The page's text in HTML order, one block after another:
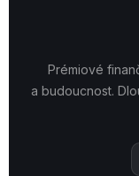
Prémiové
a budoucnost.